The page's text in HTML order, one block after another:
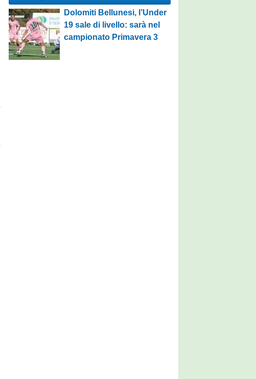
Dolomiti Bellunesi, l’Under
19 sale di livello: sarà nel
campionato Primavera 3